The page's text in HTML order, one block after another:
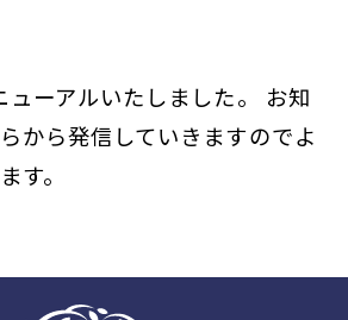
ューアルいたしました。 お知
から発信していきますのでよ
す。